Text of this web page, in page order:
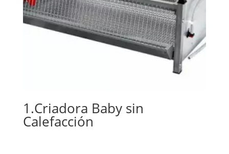
1.Criadora Baby sin
Calefacción